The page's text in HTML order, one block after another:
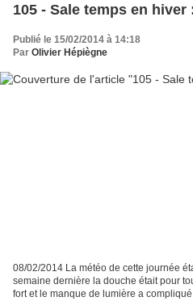
105 - Sale temps en hiver
Publié le 15/02/2014 à 14:18
Par Olivier Hépiègne
08/02/2014 La météo de cette journée
semaine dernière la douche était pour
fort et le manque de lumière a